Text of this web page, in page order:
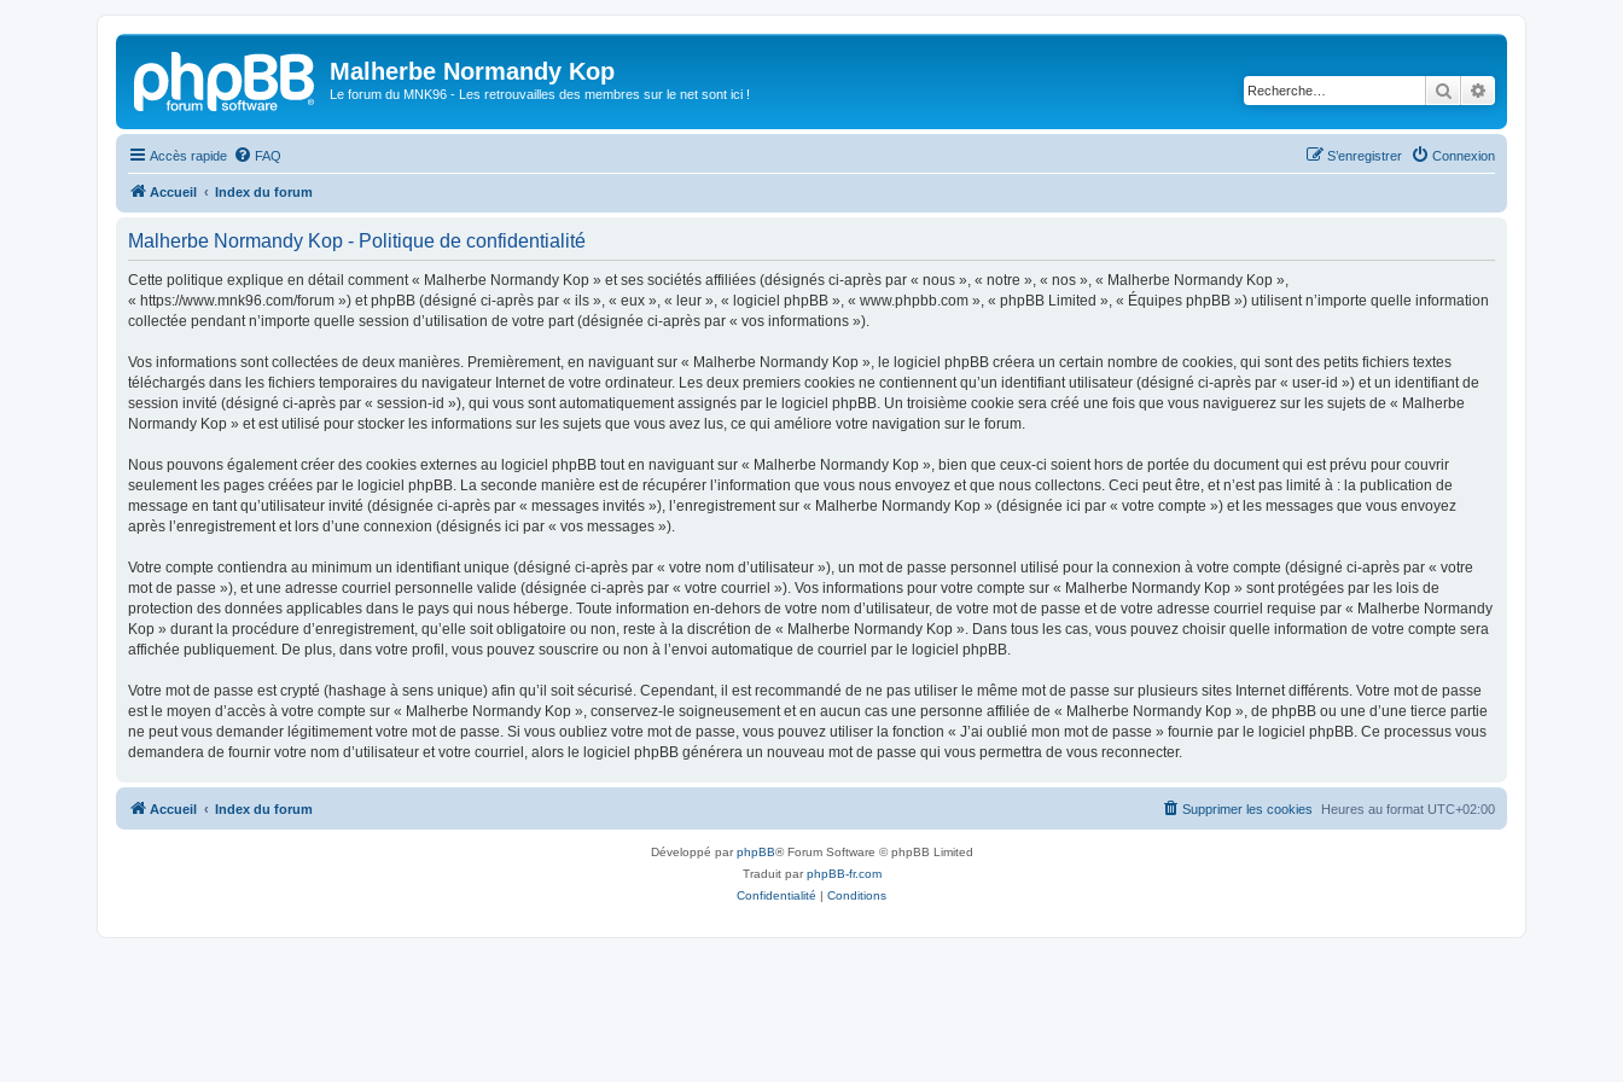
Malherbe Normandy Kop
Le forum du MNK96 - Les retrouvailles des membres sur le net sont ici ! Rechercher
Accès rapide FAQ Connexion
S’enregistrer
Accueil Index du forum
Malherbe Normandy Kop - Politique de confidentialité
Cette politique explique en détail comment « Malherbe Normandy Kop » et ses sociétés affiliées (désignés ci-après par « nous », « notre », « nos », « Malherbe Normandy Kop »,
« https://www.mnk96.com/forum ») et phpBB (désigné ci-après par « ils », « eux », « leur », « logiciel phpBB », « www.phpbb.com », « phpBB Limited », « Équipes phpBB ») utilisent n’importe quelle information
collectée pendant n’importe quelle session d’utilisation de votre part (désignée ci-après par « vos informations »).
Vos informations sont collectées de deux manières. Premièrement, en naviguant sur « Malherbe Normandy Kop », le logiciel phpBB créera un certain nombre de cookies, qui sont des petits fichiers textes
téléchargés dans les fichiers temporaires du navigateur Internet de votre ordinateur. Les deux premiers cookies ne contiennent qu’un identifiant utilisateur (désigné ci-après par « user-id ») et un identifiant de
session invité (désigné ci-après par « session-id »), qui vous sont automatiquement assignés par le logiciel phpBB. Un troisième cookie sera créé une fois que vous naviguerez sur les sujets de « Malherbe
Normandy Kop » et est utilisé pour stocker les informations sur les sujets que vous avez lus, ce qui améliore votre navigation sur le forum.
Nous pouvons également créer des cookies externes au logiciel phpBB tout en naviguant sur « Malherbe Normandy Kop », bien que ceux-ci soient hors de portée du document qui est prévu pour couvrir
seulement les pages créées par le logiciel phpBB. La seconde manière est de récupérer l’information que vous nous envoyez et que nous collectons. Ceci peut être, et n’est pas limité à : la publication de
message en tant qu’utilisateur invité (désignée ci-après par « messages invités »), l’enregistrement sur « Malherbe Normandy Kop » (désignée ici par « votre compte ») et les messages que vous envoyez
après l’enregistrement et lors d’une connexion (désignés ici par « vos messages »).
Votre compte contiendra au minimum un identifiant unique (désigné ci-après par « votre nom d’utilisateur »), un mot de passe personnel utilisé pour la connexion à votre compte (désigné ci-après par « votre
mot de passe »), et une adresse courriel personnelle valide (désignée ci-après par « votre courriel »). Vos informations pour votre compte sur « Malherbe Normandy Kop » sont protégées par les lois de
protection des données applicables dans le pays qui nous héberge. Toute information en-dehors de votre nom d’utilisateur, de votre mot de passe et de votre adresse courriel requise par « Malherbe Normandy
Kop » durant la procédure d’enregistrement, qu’elle soit obligatoire ou non, reste à la discrétion de « Malherbe Normandy Kop ». Dans tous les cas, vous pouvez choisir quelle information de votre compte sera
affichée publiquement. De plus, dans votre profil, vous pouvez souscrire ou non à l’envoi automatique de courriel par le logiciel phpBB.
Votre mot de passe est crypté (hashage à sens unique) afin qu’il soit sécurisé. Cependant, il est recommandé de ne pas utiliser le même mot de passe sur plusieurs sites Internet différents. Votre mot de passe
est le moyen d’accès à votre compte sur « Malherbe Normandy Kop », conservez-le soigneusement et en aucun cas une personne affiliée de « Malherbe Normandy Kop », de phpBB ou une d’une tierce partie
ne peut vous demander légitimement votre mot de passe. Si vous oubliez votre mot de passe, vous pouvez utiliser la fonction « J’ai oublié mon mot de passe » fournie par le logiciel phpBB. Ce processus vous
demandera de fournir votre nom d’utilisateur et votre courriel, alors le logiciel phpBB générera un nouveau mot de passe qui vous permettra de vous reconnecter.
Accueil Index du forum Heures au format UTC+02:00
Supprimer les cookies
Développé parphpBB® Forum Software © phpBB Limited
Traduit parphpBB-fr.com
Confidentialité | Conditions